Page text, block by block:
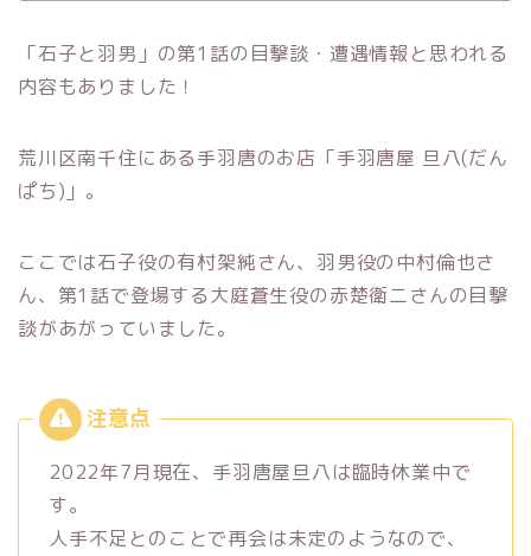
「石子と羽男」の第1話の目撃談・遭遇情報と思われる
内容もありました！
荒川区南千住にある手羽唐のお店「手羽唐屋 旦八(だん
ぱち)」。
ここでは石子役の有村架純さん、羽男役の中村倫也さ
ん、第1話で登場する大庭蒼生役の赤楚衛二さんの目撃
談があがっていました。
2022年7月現在、手羽唐屋旦八は臨時休業中で
す。
人手不足とのことで再会は未定のようなので、